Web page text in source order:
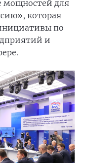
мощностей для
которая
по
и